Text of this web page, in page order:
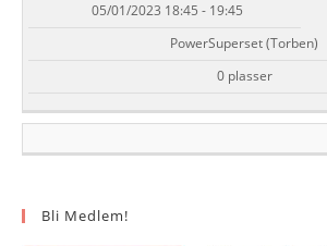
DATO/TID EVENT TILGJENGELIGHET
05/01/2023 18:45 - 19:45
PowerSuperset (Torben)
0 plasser
Bli Medlem!